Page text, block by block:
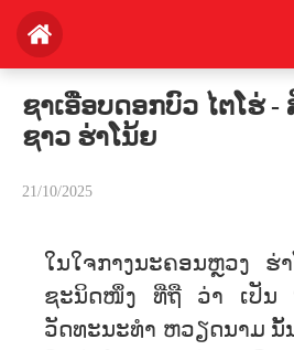
ຊາເອືອບດອກບົວ ໄຕໂຮ່ -
ຊາວ ຮ່າໂນ້ຍ
21/10/2025
ໃນໃຈກາງນະຄອນຫຼວງ ຮ່
ຊະນິດໜຶ່ງ ທີ່ຖື ວ່າ ເປັນ
ວັດທະນະທຳ ຫວຽດນາມ ນັ້